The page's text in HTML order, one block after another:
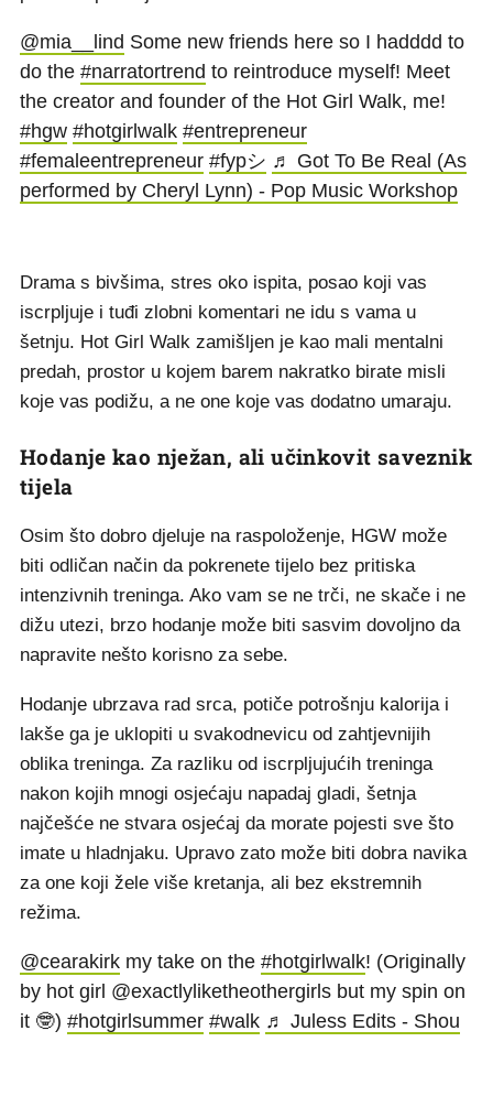
@mia__lind Some new friends here so I hadddd to
do the #narratortrend to reintroduce myself! Meet
the creator and founder of the Hot Girl Walk, me!
#hgw #hotgirlwalk #entrepreneur
#femaleentrepreneur #fypシ ♬ Got To Be Real (Αs
performed by Cheryl Lynn) - Pop Music Workshop
Drama s bivšima, stres oko ispita, posao koji vas
iscrpljuje i tuđi zlobni komentari ne idu s vama u
šetnju. Hot Girl Walk zamišljen je kao mali mentalni
predah, prostor u kojem barem nakratko birate misli
koje vas podižu, a ne one koje vas dodatno umaraju.
Hodanje kao nježan, ali učinkovit saveznik
tijela
Osim što dobro djeluje na raspoloženje, HGW može
biti odličan način da pokrenete tijelo bez pritiska
intenzivnih treninga. Ako vam se ne trči, ne skače i ne
dižu utezi, brzo hodanje može biti sasvim dovoljno da
napravite nešto korisno za sebe.
Hodanje ubrzava rad srca, potiče potrošnju kalorija i
lakše ga je uklopiti u svakodnevicu od zahtjevnijih
oblika treninga. Za razliku od iscrpljujućih treninga
nakon kojih mnogi osjećaju napadaj gladi, šetnja
najčešće ne stvara osjećaj da morate pojesti sve što
imate u hladnjaku. Upravo zato može biti dobra navika
za one koji žele više kretanja, ali bez ekstremnih
režima.
@cearakirk my take on the #hotgirlwalk! (Originally
by hot girl @exactlyliketheothergirls but my spin on
it 🤓) #hotgirlsummer #walk ♬ Juless Edits - Shou